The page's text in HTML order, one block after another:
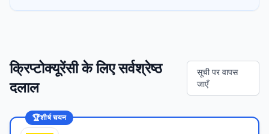
क्रिप्टोक्यूरेंसी के लिए सर्वश्रेष्ठ
दलाल
सूची पर वापस
जाएँ
🏆शीर्ष चयन